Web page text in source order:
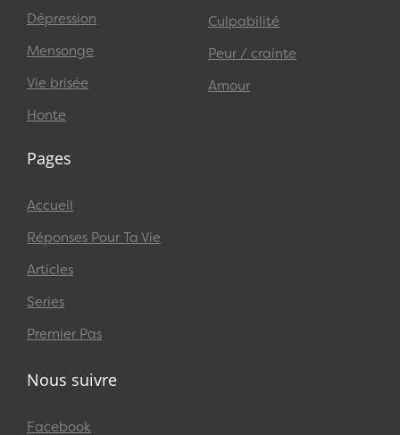
Dépression
Mensonge
Vie brisée
Honte
Culpabilité
Peur / crainte
Amour
Pages
Accueil
Réponses Pour Ta Vie
Articles
Series
Premier Pas
Nous suivre
Facebook